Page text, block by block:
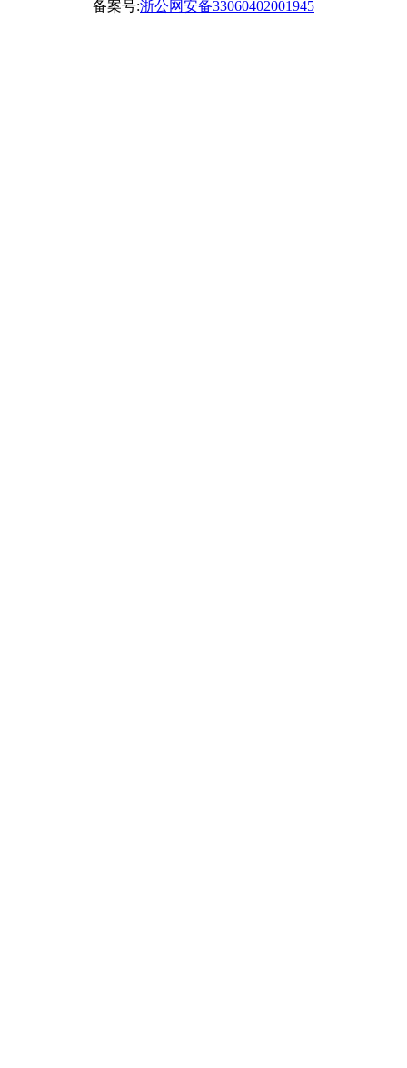
备案号:浙公网安备33060402001945